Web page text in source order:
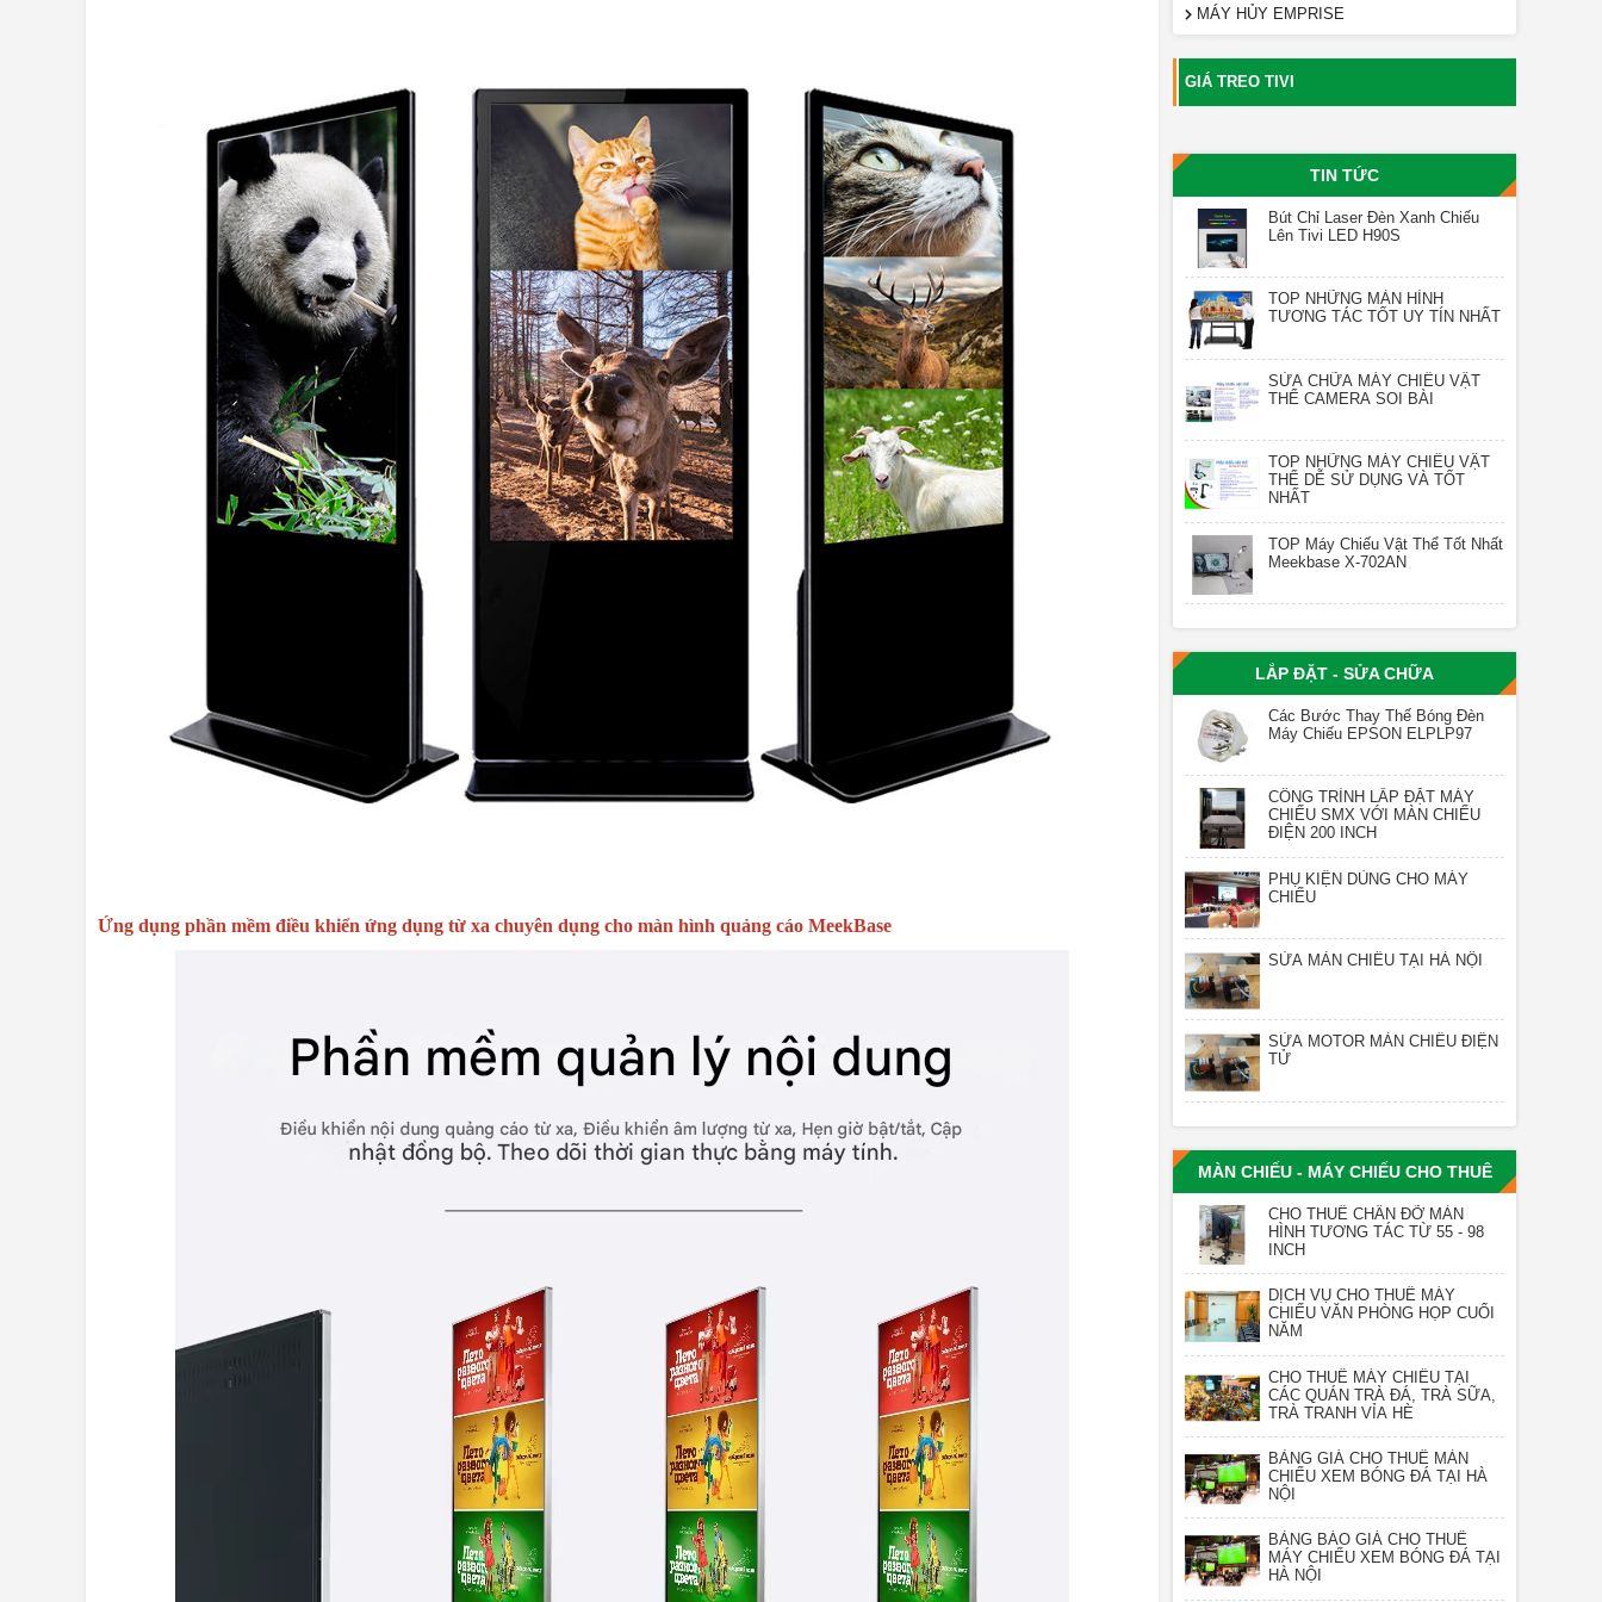
Ứng dụng phần mềm điều khiển ứng dụng từ xa chuyên dụng cho màn hình quảng cáo MeekBase
MÁY HỦY EMPRISE
GIÁ TREO TIVI
TIN TỨC
Bút Chỉ Laser Đèn Xanh Chiếu
Lên Tivi LED H90S
TOP NHỮNG MÀN HÌNH
TƯƠNG TÁC TỐT UY TÍN NHẤT
SỬA CHỮA MÁY CHIẾU VẬT
THỂ CAMERA SOI BÀI
TOP NHỮNG MÁY CHIẾU VẬT
THỂ DỄ SỬ DỤNG VÀ TỐT
NHẤT
TOP Máy Chiếu Vật Thể Tốt Nhất
Meekbase X-702AN
LẮP ĐẶT - SỬA CHỮA
Các Bước Thay Thế Bóng Đèn
Máy Chiếu EPSON ELPLP97
CÔNG TRÌNH LẮP ĐẶT MÁY
CHIẾU SMX VỚI MÀN CHIẾU
ĐIỆN 200 INCH
PHỤ KIỆN DÙNG CHO MÁY
CHIẾU
SỬA MÀN CHIẾU TẠI HÀ NỘI
SỬA MOTOR MÀN CHIẾU ĐIỆN
TỬ
MÀN CHIẾU - MÁY CHIẾU CHO THUÊ
CHO THUÊ CHÂN ĐỠ MÀN
HÌNH TƯƠNG TÁC TỪ 55 - 98
INCH
DỊCH VỤ CHO THUÊ MÁY
CHIẾU VĂN PHÒNG HỌP CUỐI
NĂM
CHO THUÊ MÁY CHIẾU TẠI
CÁC QUÁN TRÀ ĐÁ, TRÀ SỮA,
TRÀ TRANH VỈA HÈ
BẢNG GIÁ CHO THUÊ MÀN
CHIẾU XEM BÓNG ĐÁ TẠI HÀ
NỘI
BẢNG BÁO GIÁ CHO THUÊ
MÁY CHIẾU XEM BÓNG ĐÁ TẠI
HÀ NỘI